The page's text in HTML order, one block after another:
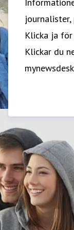
journalister,
Klicka ja
Klickar du